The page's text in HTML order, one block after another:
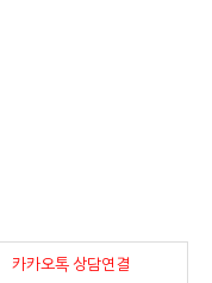
카카오톡 상담연결